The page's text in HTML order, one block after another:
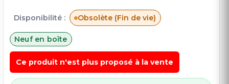
Disponibilité : Obsolète (Fin de vie)
Neuf en boîte
Ce produit n'est plus proposé à la vente